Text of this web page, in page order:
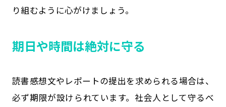
り組むように心がけましょう。
期日や時間は絶対に守る
読書感想文やレポートの提出を求められる場合は、
必ず期限が設けられています。社会人として守るべ